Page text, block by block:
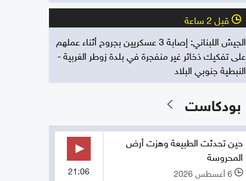
l قبل 2 ساعة
الجيش اللبناني: إصابة 3 عسكريين بجروح أثناء عملهم
على تفكيك ذخائر غير منفجرة في بلدة زوطر الغربية -
النبطية جنوبي البلاد
بودكاست
حين تحدثت الطبيعة وهزت أرض
المحروسة
l 6 أغسطس 2026 21:06